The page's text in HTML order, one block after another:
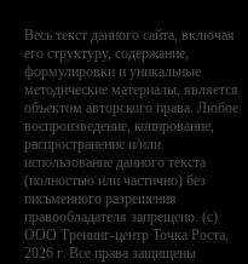
Весь текст данного сайта, включая
его структуру, содержание,
формулировки и уникальные
методические материалы, является
объектом авторского права. Любое
воспроизведение, копирование,
распространение и/или
использование данного текста
(полностью или частично) без
письменного разрешения
правообладателя запрещено. (с)
ООО Тренинг-центр Точка Роста,
2026 г. Все права защищены